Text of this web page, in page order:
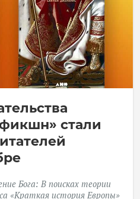
стали
Бога: В поисках теории
«Краткая история Европы»